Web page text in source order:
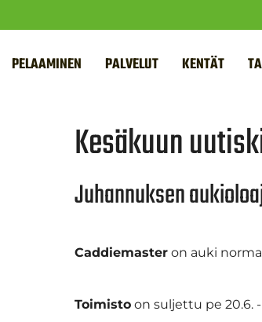
PELAAMINEN PALVELUT KENTÄT
Kesäkuun
Juhannuksen
Caddiemaster on auki
Toimisto on suljettu pe 20.6. -